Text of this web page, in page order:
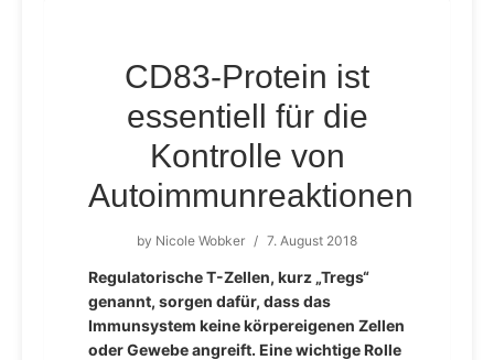
CD83-Protein ist
essentiell für die
Kontrolle von
Autoimmunreaktionen
by Nicole Wobker / 7. August 2018
Regulatorische T-Zellen, kurz „Tregs“
genannt, sorgen dafür, dass das
Immunsystem keine körpereigenen Zellen
oder Gewebe angreift. Eine wichtige Rolle